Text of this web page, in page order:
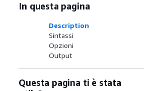
In questa pagina
Description
Sintassi
Opzioni
Output
Questa pagina ti è stata